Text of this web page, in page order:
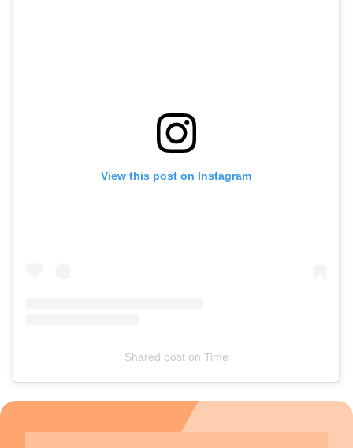
View this post on Instagram
Shared poston Time